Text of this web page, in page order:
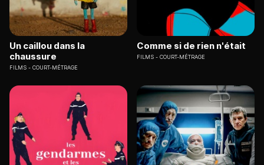
Un caillou dans la
chaussure
FILMS COURT-MÉTRAGE
Comme si de rien n'était
FILMS COURT-MÉTRAGE